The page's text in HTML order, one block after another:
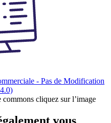
cliquez sur l’image